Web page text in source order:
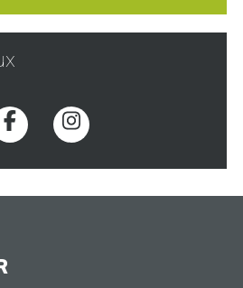
Voir la page Facebook
Voir la page